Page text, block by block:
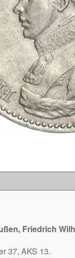
Friedrich
37, AKS 13.